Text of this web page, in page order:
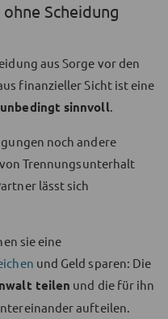
Scheidung
aus Sorge vor den
finanzieller Sicht ist eine
sinnvoll.
noch andere
Trennungsunterhalt
lässt sich
sie eine
und Geld sparen: Die
teilen und die für ihn
aufteilen.